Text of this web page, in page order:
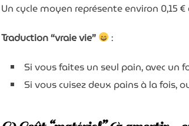
Un cycle moyen représente environ 0,15
Traduction “vraie vie”
:
Si vous faites un seul pain, avec un
Si vous cuisez deux pains à la fois,